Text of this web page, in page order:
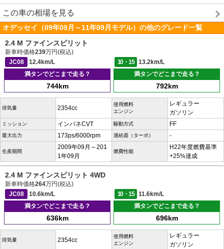
この車の相場を見る
オデッセイ（09年09月～11年09月モデル）の他のグレード一覧
2.4 M ファインスピリット
新車時価格239万円(税込)
JC08
12.4km/L 10・15
13.2km/L
満タンでどこまで走る？
744km
満タンでどこまで走る？
792km
排気量 2354cc
使用燃料
エンジン
レギュラー
ガソリン
ミッション インパネCVT 駆動方式 FF
最大出力 173ps/6000rpm 過給器（ターボ） -
生産期間
2009年09月～201
1年09月
燃費性能
H22年度燃費基準
+25%達成
2.4 M ファインスピリット 4WD
新車時価格264万円(税込)
JC08
10.6km/L 10・15
11.6km/L
満タンでどこまで走る？
636km
満タンでどこまで走る？
696km
排気量 2354cc
使用燃料
エンジン
レギュラー
ガソリン